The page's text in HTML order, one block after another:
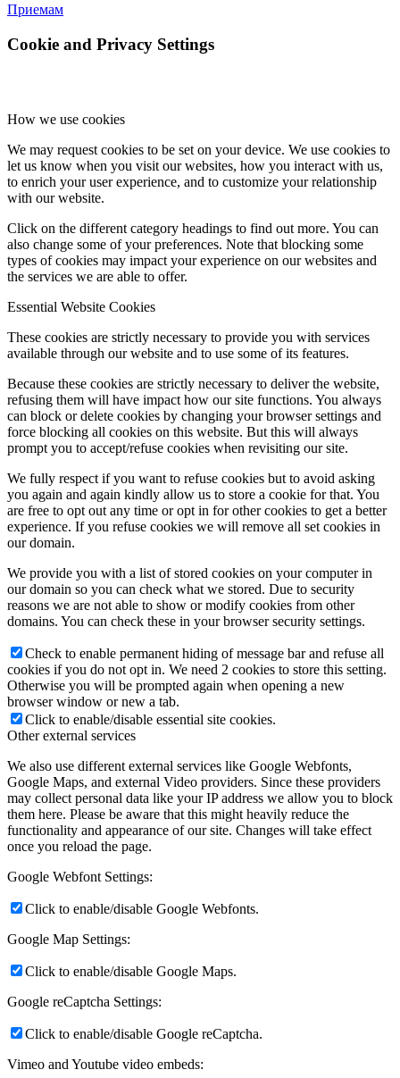
Приемам
Cookie and Privacy Settings
How we use cookies
We may request cookies to be set on your device. We use cookies to
let us know when you visit our websites, how you interact with us,
to enrich your user experience, and to customize your relationship
with our website.
Click on the different category headings to find out more. You can
also change some of your preferences. Note that blocking some
types of cookies may impact your experience on our websites and
the services we are able to offer.
Essential Website Cookies
These cookies are strictly necessary to provide you with services
available through our website and to use some of its features.
Because these cookies are strictly necessary to deliver the website,
refusing them will have impact how our site functions. You always
can block or delete cookies by changing your browser settings and
force blocking all cookies on this website. But this will always
prompt you to accept/refuse cookies when revisiting our site.
We fully respect if you want to refuse cookies but to avoid asking
you again and again kindly allow us to store a cookie for that. You
are free to opt out any time or opt in for other cookies to get a better
experience. If you refuse cookies we will remove all set cookies in
our domain.
We provide you with a list of stored cookies on your computer in
our domain so you can check what we stored. Due to security
reasons we are not able to show or modify cookies from other
domains. You can check these in your browser security settings.
Check to enable permanent hiding of message bar and refuse all
cookies if you do not opt in. We need 2 cookies to store this setting.
Otherwise you will be prompted again when opening a new
browser window or new a tab.
Click to enable/disable essential site cookies.
Other external services
We also use different external services like Google Webfonts,
Google Maps, and external Video providers. Since these providers
may collect personal data like your IP address we allow you to block
them here. Please be aware that this might heavily reduce the
functionality and appearance of our site. Changes will take effect
once you reload the page.
Google Webfont Settings:
Click to enable/disable Google Webfonts.
Google Map Settings:
Click to enable/disable Google Maps.
Google reCaptcha Settings:
Click to enable/disable Google reCaptcha.
Vimeo and Youtube video embeds: